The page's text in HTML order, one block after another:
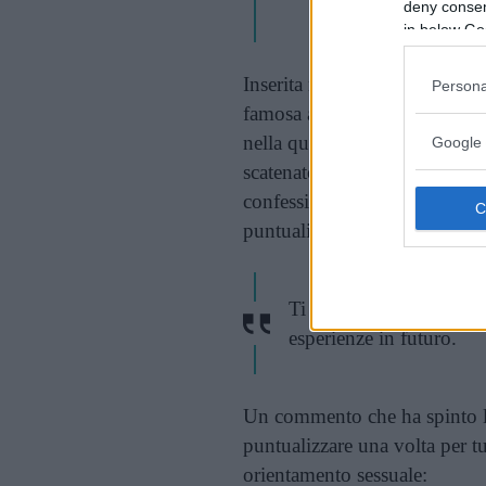
deny
in below
Google
Inserita nel 2015 dal Time
famosa al pubblico per il
nella quale interpreta il
scatenato i commenti di
confessione della giovane
puntualizzare cosa
Ti prego di specificare,
esperienze in futuro.
Un commento che ha spinto
puntualizzare una volta per
orientamento sessuale: